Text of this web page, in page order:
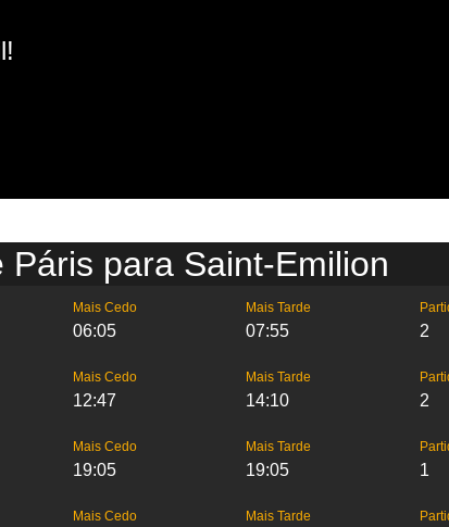
para Saint-Emilion
Mais Cedo
06:05
Mais Tarde
07:55 2
Mais Cedo
12:47
Mais Tarde
14:10 2
Mais Cedo
19:05
Mais Tarde
19:05 1
Mais Cedo Mais Tarde